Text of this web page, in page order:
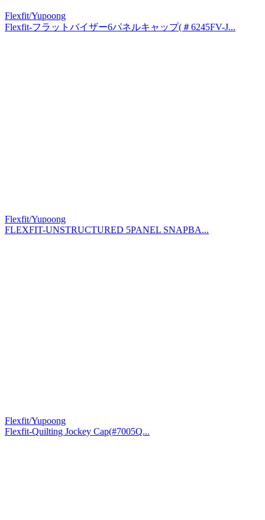
Flexfit/Yupoong
Flexfit-フラットバイザー6パネルキャップ(＃6245FV-J...
Flexfit/Yupoong
FLEXFIT-UNSTRUCTURED 5PANEL SNAPBA...
Flexfit/Yupoong
Flexfit-Quilting Jockey Cap(#7005Q...